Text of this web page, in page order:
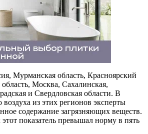
Мурманская область, Красноярский
Москва, Сахалинская,
и Свердловская области. В
из этих регионов эксперты
содержание загрязняющих веществ.
показатель превышал норму в пять